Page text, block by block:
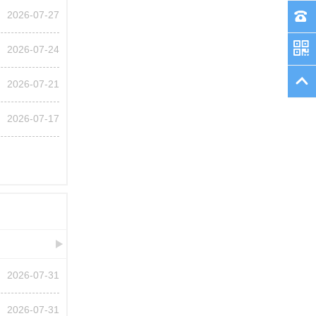
2026-07-27
2026-07-24
2026-07-21
2026-07-17
2026-07-31
2026-07-31